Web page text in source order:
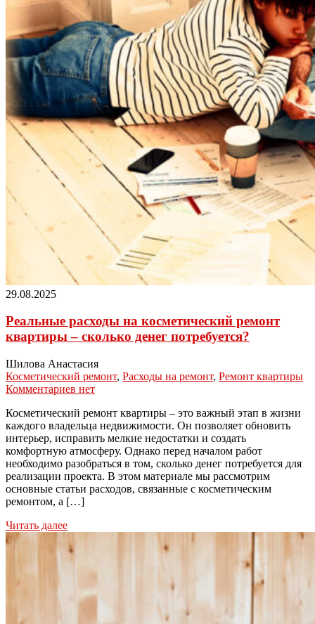
29.08.2025
Реальные расходы на косметический ремонт
квартиры – сколько денег потребуется?
Шилова Анастасия
Косметический ремонт, Расходы на ремонт, Ремонт квартиры
Комментариев нет
Косметический ремонт квартиры – это важный этап в жизни
каждого владельца недвижимости. Он позволяет обновить
интерьер, исправить мелкие недостатки и создать
комфортную атмосферу. Однако перед началом работ
необходимо разобраться в том, сколько денег потребуется для
реализации проекта. В этом материале мы рассмотрим
основные статьи расходов, связанные с косметическим
ремонтом, а […]
Читать далее